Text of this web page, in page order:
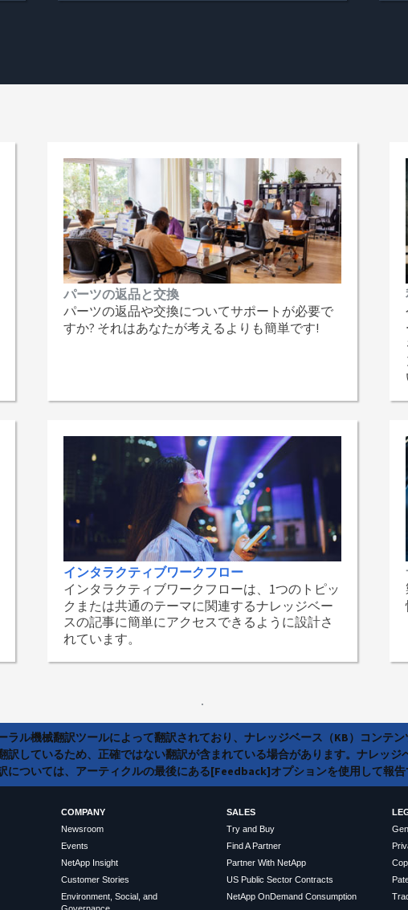
パーツの返品と交換
パーツの返品や交換についてサポートが必要で
すか? それはあなたが考えるよりも簡単です!
インタラクティブワークフロー
インタラクティブワークフローは、1つのトピッ
クまたは共通のテーマに関連するナレッジベー
スの記事に簡単にアクセスできるように設計さ
れています。
ラル機械翻訳ツールによって翻訳されており、ナレッジベース（KB）コンテ
訳しているため、正確ではない翻訳が含まれている場合があります。ナレッ
については、アーティクルの最後にある[Feedback]オプションを使用して報告
COMPANY
Newsroom
Events
NetApp Insight
Customer Stories
Environment, Social, and
SALES
Try and Buy
Find A Partner
Partner With NetApp
US Public Sector Contracts
NetApp OnDemand Consumption